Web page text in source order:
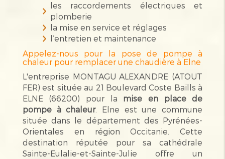
les raccordements électriques et
plomberie
la mise en service et réglages
l’entretien et maintenance
Appelez-nous pour la pose de pompe à
chaleur pour remplacer une chaudière à Elne
L'entreprise MONTAGU ALEXANDRE (ATOUT
FER) est située au 21 Boulevard Coste Baills à
ELNE (66200) pour la mise en place de
pompe à chaleur. Elne est une commune
située dans le département des Pyrénées-
Orientales en région Occitanie. Cette
destination réputée pour sa cathédrale
Sainte-Eulalie-et-Sainte-Julie offre un